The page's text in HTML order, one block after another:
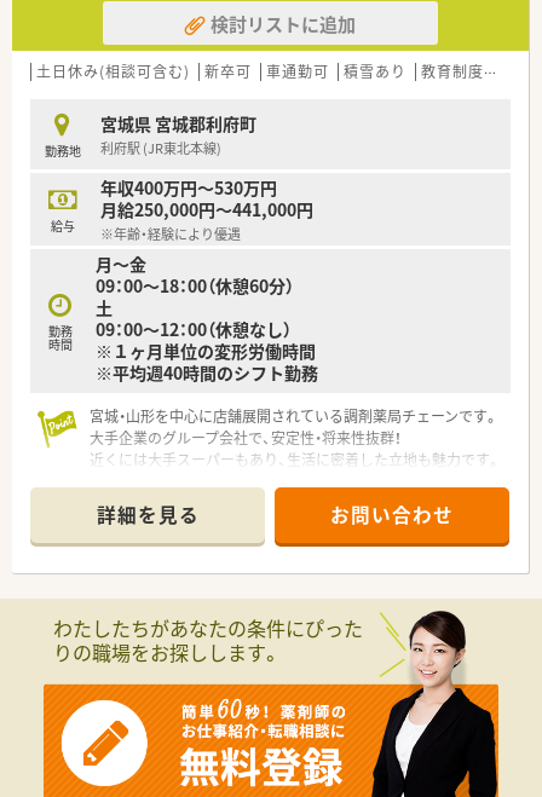
【法人特徴について】
■地域密着型の薬局を目指しており、日々の業務において患者様
とのふれあいと思いやりを大切にしています。
ザーとして、身近な薬局であり続けたい考えです。
■日々の活動で常に心がけていることは、笑顔で挨拶し、ありが
とうという感謝の気持ちを忘れないことです。
検討リストに追加
土日休み(相談可含む) 新卒可 車通勤可 積雪あり 教育制度あり
勤務地
宮城県 宮城郡利府町
利府駅 (JR東北本線)
給与
年収400万円～530万円
月給250,000円～441,000円
※年齢・経験により優遇
勤務
時間
月～金
09：00～18：00（休憩60分）
土
09：00～12：00（休憩なし）
※１ヶ月単位の変形労働時間
※平均週40時間のシフト勤務
宮城・山形を中心に店舗展開されている調剤薬局チェーンです。
大手企業のグループ会社で、安定性・将来性抜群！
近くには大手スーパーもあり、生活に密着した立地も魅力です。
穏やかな管理薬剤師のもと、経験に不安がある方でも全面的にバ
ックアップ頂けます。
詳細を見る お問い合わせ
わたしたちがあなたの条件にぴった
りの職場をお探しします。